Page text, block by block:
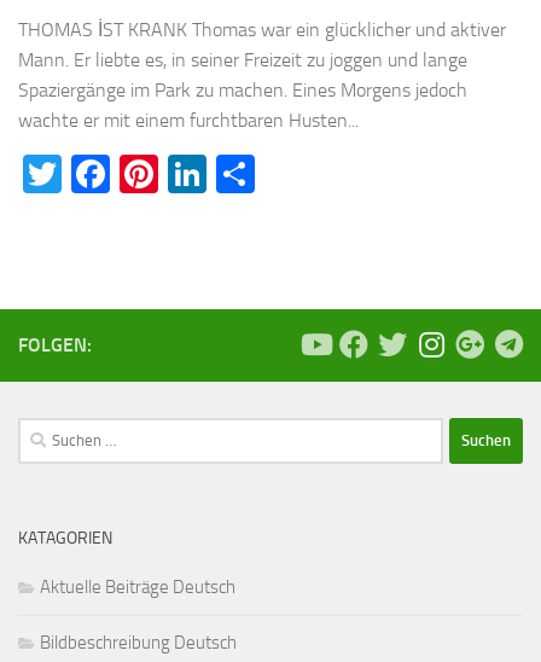
THOMAS İST KRANK Thomas war ein glücklicher und aktiver
Mann. Er liebte es, in seiner Freizeit zu joggen und lange
Spaziergänge im Park zu machen. Eines Morgens jedoch
wachte er mit einem furchtbaren Husten...
Twitter
Facebook
Pinterest
LinkedIn
FOLGEN:
Suchen
nach:
KATAGORIEN
Aktuelle Beiträge Deutsch
Bildbeschreibung Deutsch